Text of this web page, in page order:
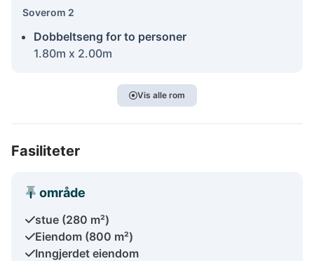
Soverom 2
Dobbeltseng for to personer
1.80m x 2.00m
Vis alle rom
Fasiliteter
område
stue (280 m²)
Eiendom (800 m²)
Inngjerdet eiendom